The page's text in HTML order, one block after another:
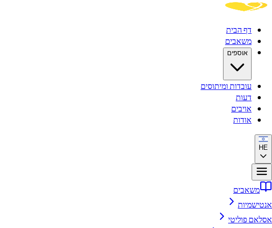
דף הבית
משאבים
אוספים
עובדות ומיתוסים
דעות
אויבים
אודות
HE
משאבים
אנטישמיות
אסלאם פוליטי